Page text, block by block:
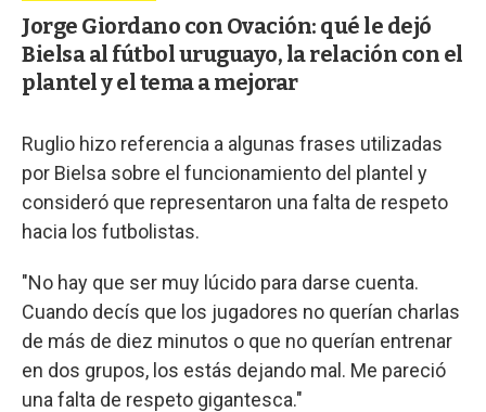
Jorge Giordano con Ovación: qué le dejó
Bielsa al fútbol uruguayo, la relación con el
plantel y el tema a mejorar
Ruglio hizo referencia a algunas frases utilizadas
por Bielsa sobre el funcionamiento del plantel y
consideró que representaron una falta de respeto
hacia los futbolistas.
"No hay que ser muy lúcido para darse cuenta.
Cuando decís que los jugadores no querían charlas
de más de diez minutos o que no querían entrenar
en dos grupos, los estás dejando mal. Me pareció
una falta de respeto gigantesca."